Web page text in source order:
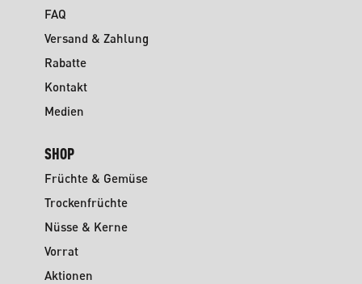
FAQ
Versand & Zahlung
Rabatte
Kontakt
Medien
SHOP
Früchte & Gemüse
Trockenfrüchte
Nüsse & Kerne
Vorrat
Aktionen